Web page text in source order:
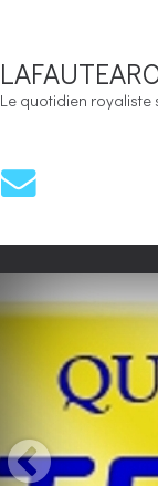
Le quotidien royaliste